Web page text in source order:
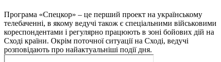
Програма «Спецкор» – це перший проект на українському
телебаченні, в якому ведучі також є спеціальними військовими
кореспондентами і регулярно працюють в зоні бойових дій на
Сході країни. Окрім поточної ситуації на Сході, ведучі
розповідають про найактуальніші події дня.